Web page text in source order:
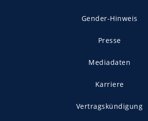
Gender-Hinweis
Presse
Mediadaten
Karriere
Vertragskündigung